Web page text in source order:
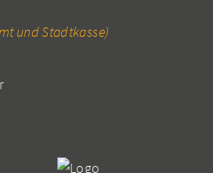
und Stadtkasse)